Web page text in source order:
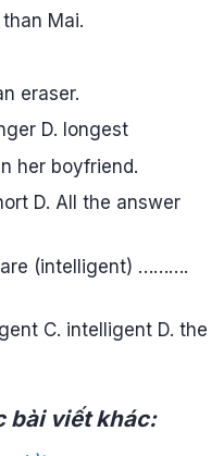
Mai.
eraser.
D. longest
her boyfriend.
D. All the answer
are (intelligent) ……….
C. intelligent D. the
bài viết khác: